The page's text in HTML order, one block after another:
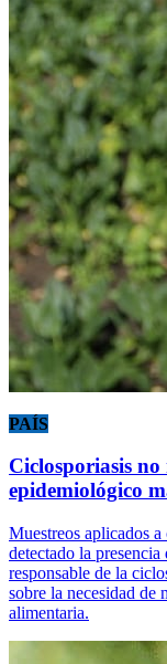
PAÍS
Ciclosporiasis no
epidemiológico
Muestreos aplicados
detectado la
responsable de la
sobre la necesidad de
alimentaria.